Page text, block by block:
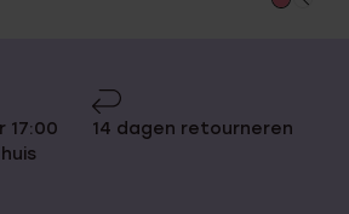
17:00
14 dagen retourneren